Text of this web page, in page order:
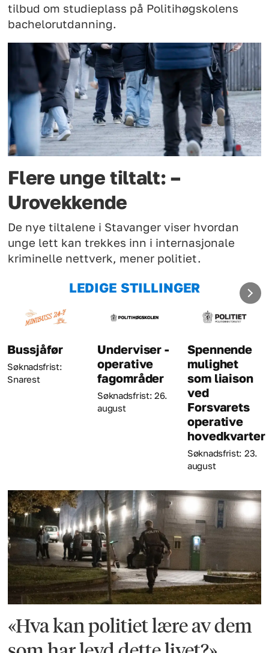
tilbud om studieplass på Politihøgskolens
bachelorutdanning.
Flere unge tiltalt: –
Urovekkende
De nye tiltalene i Stavanger viser hvordan
unge lett kan trekkes inn i internasjonale
kriminelle nettverk, mener politiet.
LEDIGE STILLINGER
Bussjåfør
Søknadsfrist:
Snarest
Underviser -
operative
fagområder
Søknadsfrist: 26.
august
Spennende
mulighet
som liaison
ved
Forsvarets
operative
hovedkvarter
Søknadsfrist: 23.
august
«Hva kan politiet lære av dem